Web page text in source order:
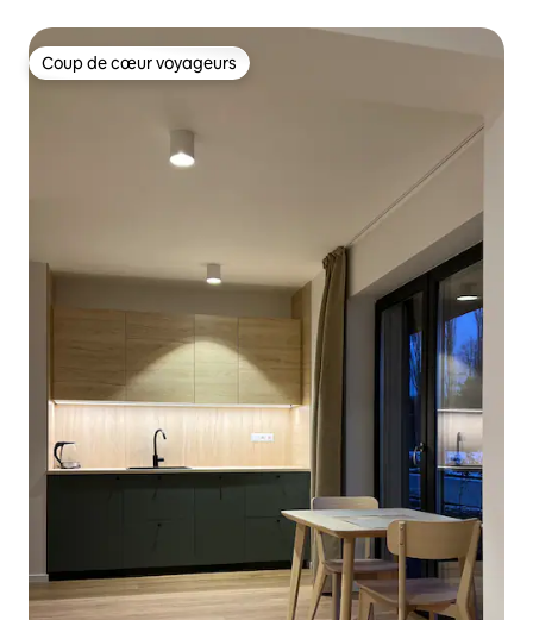
Coup de cœur voyageurs
Coup de cœur voyageurs